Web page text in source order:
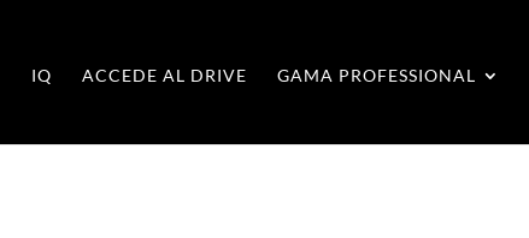
IQ ACCEDE AL DRIVE GAMA PROFESSIONAL